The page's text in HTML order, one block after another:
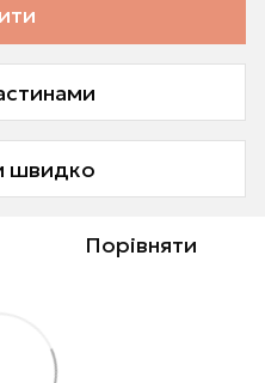
швидко
Порівняти